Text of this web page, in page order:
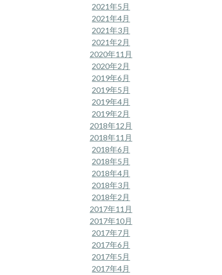
2021年5月
2021年4月
2021年3月
2021年2月
2020年11月
2020年2月
2019年6月
2019年5月
2019年4月
2019年2月
2018年12月
2018年11月
2018年6月
2018年5月
2018年4月
2018年3月
2018年2月
2017年11月
2017年10月
2017年7月
2017年6月
2017年5月
2017年4月